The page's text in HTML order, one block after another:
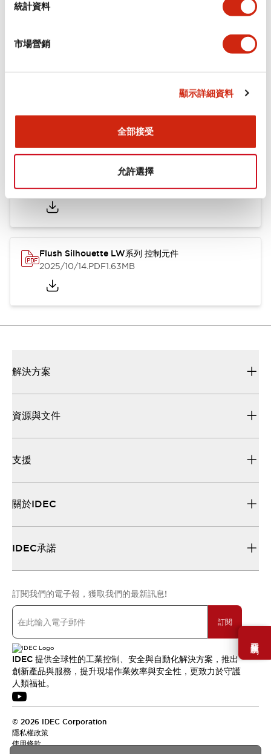
統計資料
市場營銷
顯示詳細資料
全部接受
允許選擇
需要幫助嗎？
安裝和安裝規範
認證與標準
Flush Silhouette LW系列 控制元件 (英文版)
2025/09/19.PDF1.23MB
Flush Silhouette LW系列 控制元件
2025/10/14.PDF1.63MB
解決方案
資源與文件
支援
關於IDEC
IDEC承諾
訂閱我們的電子報，獲取我們的最新訊息!
訂閱
IDEC 提供全球性的工業控制、安全與自動化解決方案，推出
創新產品與服務，提升現場作業效率與安全性，更致力於守護
人類福祉。
© 2026 IDEC Corporation
隱私權政策
使用條款